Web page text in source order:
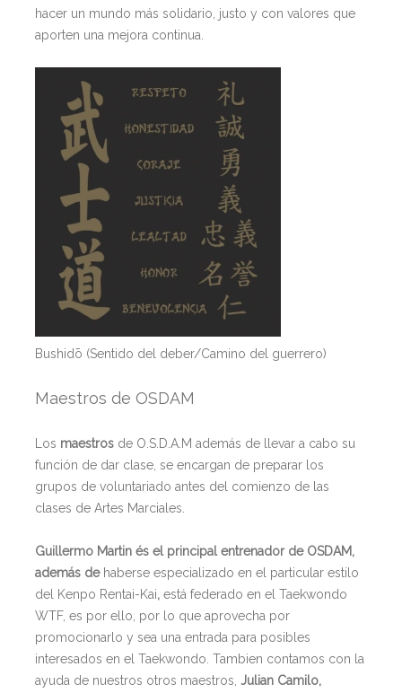
hacer un mundo más solidario, justo y con valores que
aporten una mejora continua.
Bushidō (Sentido del deber/Camino del guerrero)
Maestros de OSDAM
Los maestros de O.S.D.A.M además de llevar a cabo su
función de dar clase, se encargan de preparar los
grupos de voluntariado antes del comienzo de las
clases de Artes Marciales.
Guillermo Martin és el principal entrenador de OSDAM,
además dehaberse especializado en el particular estilo
del Kenpo Rentai-Kai, está federado en el Taekwondo
WTF, es por ello, por lo que aprovecha por
promocionarlo y sea una entrada para posibles
interesados en el Taekwondo. Tambien contamos con la
ayuda de nuestros otros maestros, Julian Camilo,